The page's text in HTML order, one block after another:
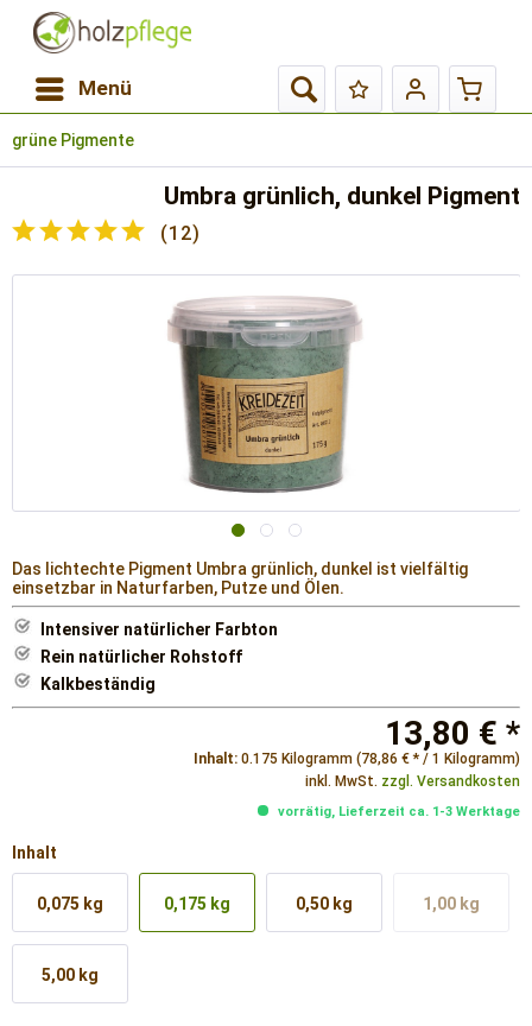
Menü
grüne Pigmente
Umbra grünlich, dunkel Pigment
(12)
Das lichtechte Pigment Umbra grünlich, dunkel ist vielfältig
einsetzbar in Naturfarben, Putze und Ölen.
Intensiver natürlicher Farbton
Rein natürlicher Rohstoff
Kalkbeständig
13,80 € *
Inhalt: 0.175 Kilogramm (78,86 € * / 1 Kilogramm)
inkl. MwSt. zzgl. Versandkosten
vorrätig, Lieferzeit ca. 1-3 Werktage
Inhalt
0,075 kg 0,175 kg 0,50 kg 1,00 kg
5,00 kg